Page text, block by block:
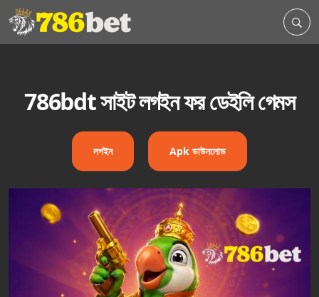
786bdt সাইট লগইন ফর ডেইলি গেমস
লগইন Apk ডাউনলোড